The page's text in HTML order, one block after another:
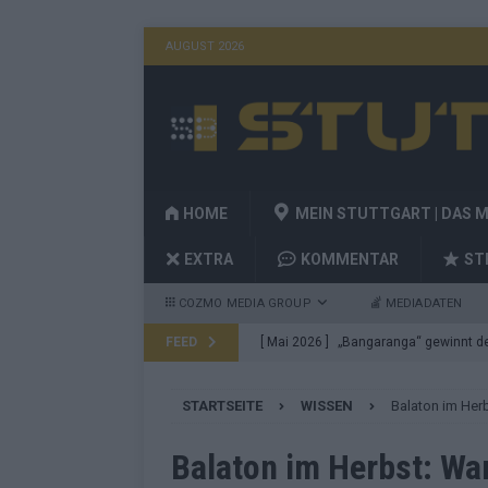
AUGUST 2026
HOME MEIN STUTTGART | DAS
EXTRA KOMMENTAR
COZMO MEDIA GROUP MEDIADATEN
FEED [ Mai 2026 ] „Bangaranga“ gewinnt
[ Mai 2026 ] Von JJ bis Lordi: Das
[ Mai 2026 ] Finnland auf Platz 17,
STARTSEITE WISSEN Balaton im
Balaton im Herbst: